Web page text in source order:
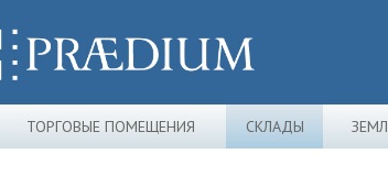
ТОРГОВЫЕ ПОМЕЩЕНИЯ СКЛАДЫ